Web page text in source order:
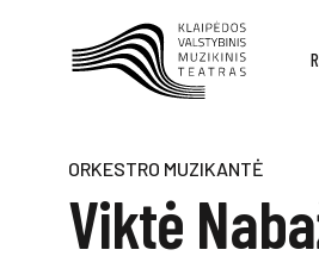
ORKESTRO MUZIKANTĖ
Viktė